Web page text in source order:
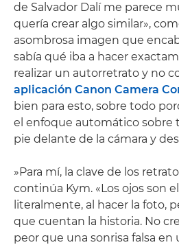
de Salvador Dalí me parece
quería crear algo similar»,
asombrosa imagen que
sabía qué iba a hacer
realizar un autorretrato y no
aplicación Canon Camera
bien para esto, sobre todo
el enfoque automático sobre
pie delante de la cámara y
»Para mí, la clave de los
continúa Kym. «Los ojos son
literalmente, al hacer la foto,
que cuentan la historia. No
peor que una sonrisa falsa